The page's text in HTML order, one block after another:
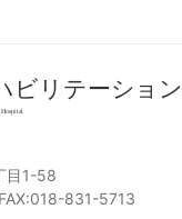
目1-58
831-5713